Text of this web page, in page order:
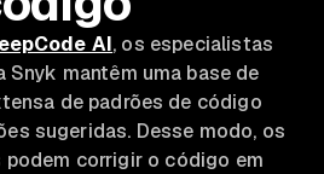
AI, os especialistas
Snyk mantêm uma base de
de padrões de código
sugeridas. Desse modo, os
podem corrigir o código em